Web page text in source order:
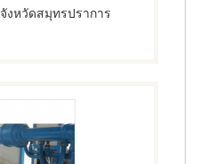
จังหวัดสมุทรปราการ